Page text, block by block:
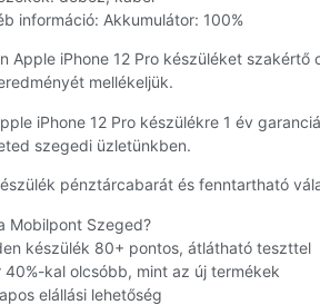
információ: Akkumulátor: 100%
Apple iPhone 12 Pro készüléket
mellékeljük.
iPhone 12 Pro készülékre 1 év
szegedi üzletünkben.
pénztárcabarát és fenntartható
Mobilpont Szeged?
készülék 80+ pontos, átlátható teszttel
40%-kal olcsóbb, mint az új termékek
elállási lehetőség